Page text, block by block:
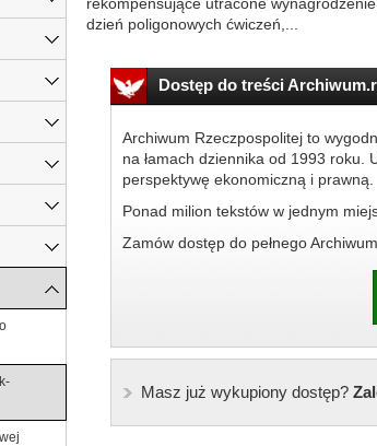
dzień poligonowych ćwiczeń,...
Dostęp do treści
Archiwum Rzeczpospolitej to
na łamach dziennika od 1993 roku.
perspektywę ekonomiczną i prawną.
Ponad milion tekstów w jednym
Zamów dostęp do pełnego
Masz już wykupiony dostęp?